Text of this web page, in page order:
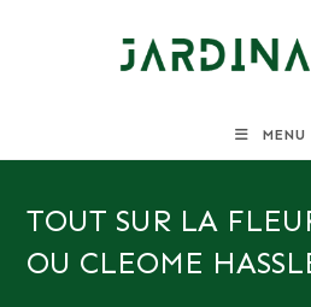
MENU
TOUT SUR LA
OU CLEOME